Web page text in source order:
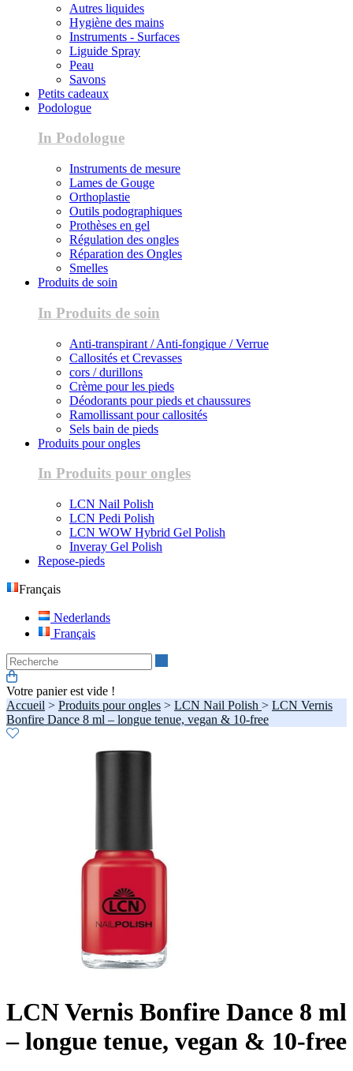
Autres liquides
Hygiène des mains
Instruments - Surfaces
Liguide Spray
Peau
Savons
Petits cadeaux
Podologue
In Podologue
Instruments de mesure
Lames de Gouge
Orthoplastie
Outils podographiques
Prothèses en gel
Régulation des ongles
Réparation des Ongles
Smelles
Produits de soin
In Produits de soin
Anti-transpirant / Anti-fongique / Verrue
Callosités et Crevasses
cors / durillons
Crème pour les pieds
Déodorants pour pieds et chaussures
Ramollissant pour callosités
Sels bain de pieds
Produits pour ongles
In Produits pour ongles
LCN Nail Polish
LCN Pedi Polish
LCN WOW Hybrid Gel Polish
Inveray Gel Polish
Repose-pieds
Français
Nederlands
Français
Votre panier est vide !
Accueil > Produits pour ongles > LCN Nail Polish > LCN Vernis
Bonfire Dance 8 ml – longue tenue, vegan & 10-free
LCN Vernis Bonfire Dance 8 ml
– longue tenue, vegan & 10-free